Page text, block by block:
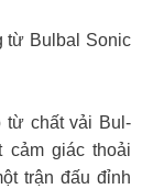
từ Bulbal Sonic
từ chất vải Bul-
cảm giác thoải
trận đấu đỉnh